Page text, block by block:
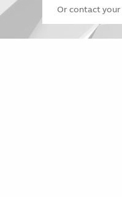
Or contact your